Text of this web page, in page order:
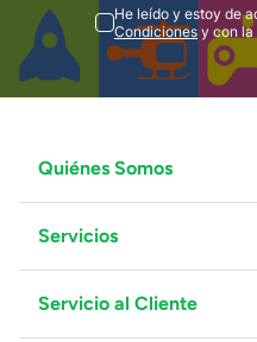
He leído y estoy de
Condiciones y con la
Quiénes Somos
Grupo Juguetron
Localiza tu tienda
Blog
Servicios
Facturación
Proveedores
Servicio al Cliente